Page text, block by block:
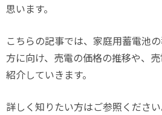
思います。
こちらの記事では、家庭用蓄電池
方に向け、売電の価格の推移や、
紹介していきます。
詳しく知りたい方はご参照ください